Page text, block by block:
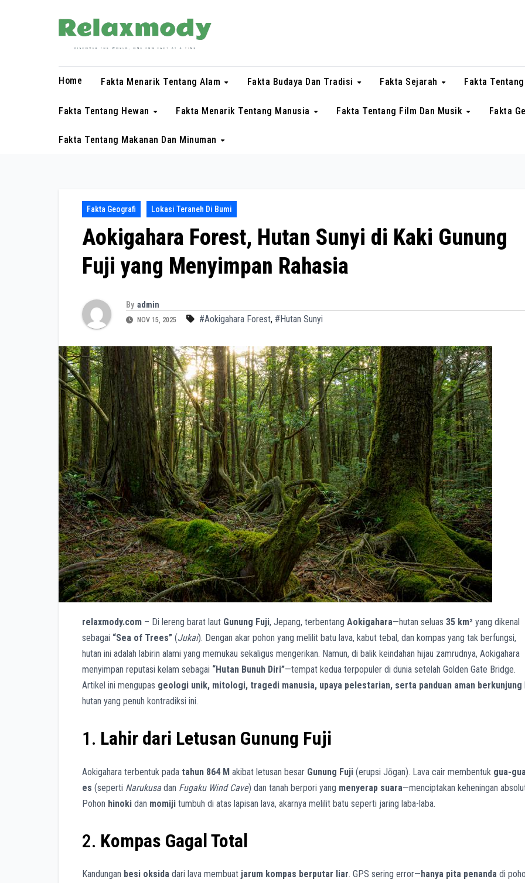
Home Fakta Menarik Tentang Alam Fakta Budaya Dan Tradisi Fakta Sejarah Fakta
Fakta Tentang Hewan Fakta Menarik Tentang Manusia Fakta Tentang Film Dan Musik Fakta
Fakta Tentang Makanan Dan Minuman
Fakta Geografi Lokasi Teraneh Di Bumi
Aokigahara Forest, Hutan Sunyi di Kaki Gunung
Fuji yang Menyimpan Rahasia
By admin
NOV 15, 2025 #Aokigahara Forest, #Hutan Sunyi
relaxmody.com – Di lereng barat laut Gunung Fuji, Jepang, terbentang Aokigahara—hutan seluas 35 km² yang dikenal
sebagai “Sea of Trees” (Jukai). Dengan akar pohon yang melilit batu lava, kabut tebal, dan kompas yang tak berfungsi,
hutan ini adalah labirin alami yang memukau sekaligus mengerikan. Namun, di balik keindahan hijau zamrudnya, Aokigahara
menyimpan reputasi kelam sebagai “Hutan Bunuh Diri”—tempat kedua terpopuler di dunia setelah Golden Gate Bridge.
Artikel ini mengupas geologi unik, mitologi, tragedi manusia, upaya pelestarian, serta panduan aman berkunjung
hutan yang penuh kontradiksi ini.
1. Lahir dari Letusan Gunung Fuji
Aokigahara terbentuk pada tahun 864 M akibat letusan besar Gunung Fuji (erupsi Jōgan). Lava cair membentuk gua-
es (seperti Narukusadan Fugaku Wind Cave) dan tanah berpori yang menyerap suara—menciptakan keheningan
Pohon hinoki dan momiji tumbuh di atas lapisan lava, akarnya melilit batu seperti jaring laba-laba.
2. Kompas Gagal Total
Kandungan besi oksida dari lava membuat jarum kompas berputar liar. GPS sering error—hanya pita penanda di